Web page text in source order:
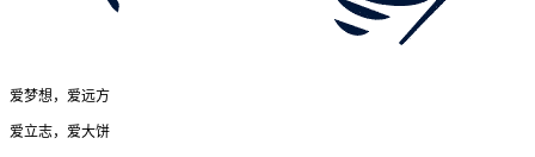
爱梦想，爱远方
爱立志，爱大饼